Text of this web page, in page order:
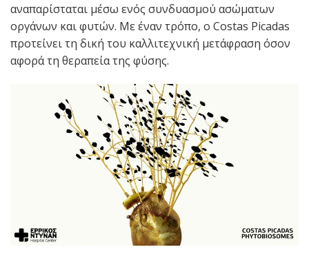
αναπαρίσταται μέσω ενός συνδυασμού ασώματων
οργάνων και φυτών. Με έναν τρόπο, ο Costas Picadas
προτείνει τη δική του καλλιτεχνική μετάφραση όσον
αφορά τη θεραπεία της φύσης.